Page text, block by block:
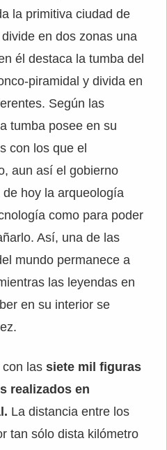
la primitiva ciudad de
en dos zonas una
él destaca la tumba del
piramidal y divida en
Según las
tumba posee en su
con los que el
aun así el gobierno
hoy la arqueología
como para poder
Así, una de las
mundo permanece a
las leyendas en
en su interior se
las siete mil figuras
realizados en
La distancia entre los
tan sólo dista kilómetro